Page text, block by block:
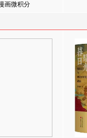
画微积分